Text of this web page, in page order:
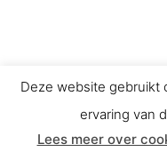
Deze website gebruikt
ervaring van
Lees meer over